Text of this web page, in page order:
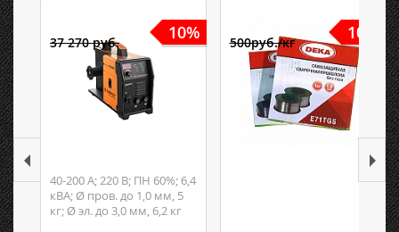
10%
37 270 руб.
40-200 А; 220 В; ПН 60%; 6,4
кВА; Ø пров. до 1,0 мм, 5
кг; Ø эл. до 3,0 мм, 6,2 кг
10%
500руб./кг